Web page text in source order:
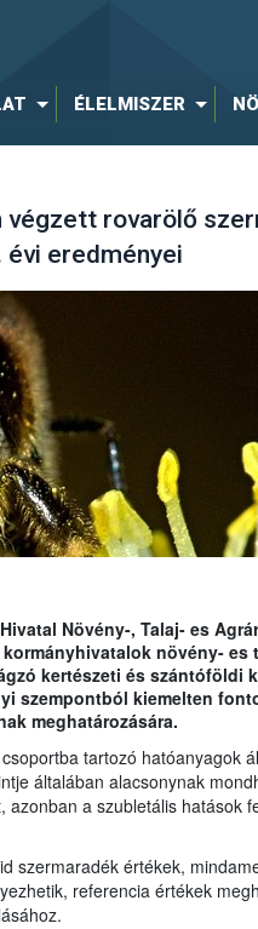
ÉLELMISZER
végzett rovarölő
eredményei
Növény-, Talaj- es
növény- es
kertészeti és szántóföldi
szempontból kiemelten
meghatározására.
tartozó hatóanyagok
általában alacsonynak
a szubletális hatások
szermaradék értékek,
referencia értékek